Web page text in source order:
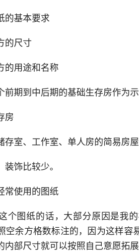
的基本要求
的尺寸
的用途和名称
期到中后期的基础生存房作为示
房
室、工作室、单人房的简易房屋
饰比较少。
常使用的图纸
个图纸的话，大部分原因是我
空余方格数标注的，因为这样容
部尺寸就可以按照自己意愿拓展